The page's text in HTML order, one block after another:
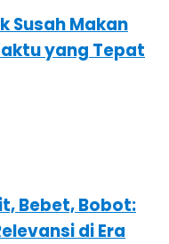
Susah Makan
yang Tepat
Bebet, Bobot:
di Era